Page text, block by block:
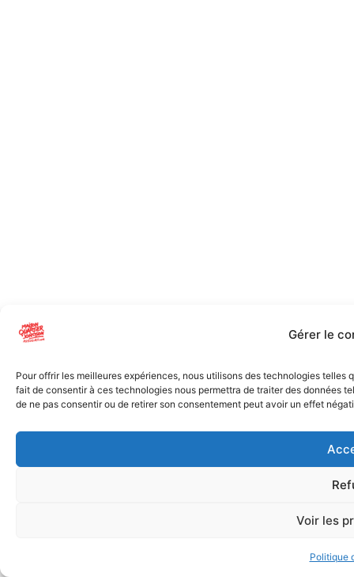
Gérer le
Pour offrir les meilleures expériences, nous utilisons des technologies
fait de consentir à ces technologies nous permettra de traiter des données
de ne pas consentir ou de retirer son consentement peut avoir un effet
Voir les
Politique